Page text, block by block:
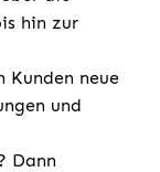
hin zur
Kunden neue
und
Dann